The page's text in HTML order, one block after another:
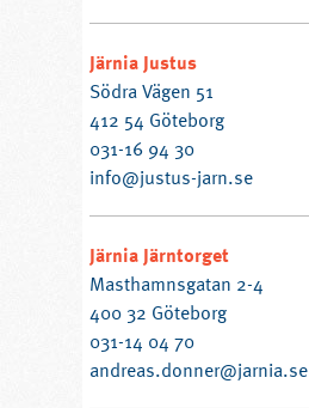
Järnia Justus
Södra Vägen 51
412 54 Göteborg
031-16 94 30
info@justus-jarn.se
Järnia Järntorget
Masthamnsgatan 2-4
400 32 Göteborg
031-14 04 70
andreas.donner@jarnia.se